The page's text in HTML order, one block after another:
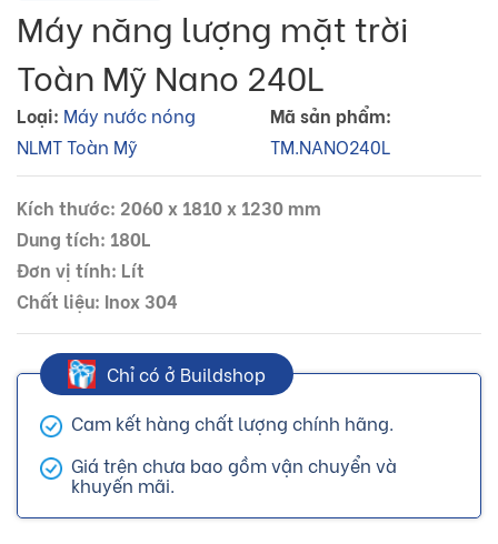
Máy năng lượng mặt trời
Toàn Mỹ Nano 240L
Loại: Máy nước nóng
NLMT Toàn Mỹ
Mã sản phẩm:
TM.NANO240L
Kích thước: 2060 x 1810 x 1230 mm
Dung tích: 180L
Đơn vị tính: Lít
Chất liệu: Inox 304
Chỉ có ở Buildshop
Cam kết hàng chất lượng chính hãng.
Giá trên chưa bao gồm vận chuyển và
khuyến mãi.